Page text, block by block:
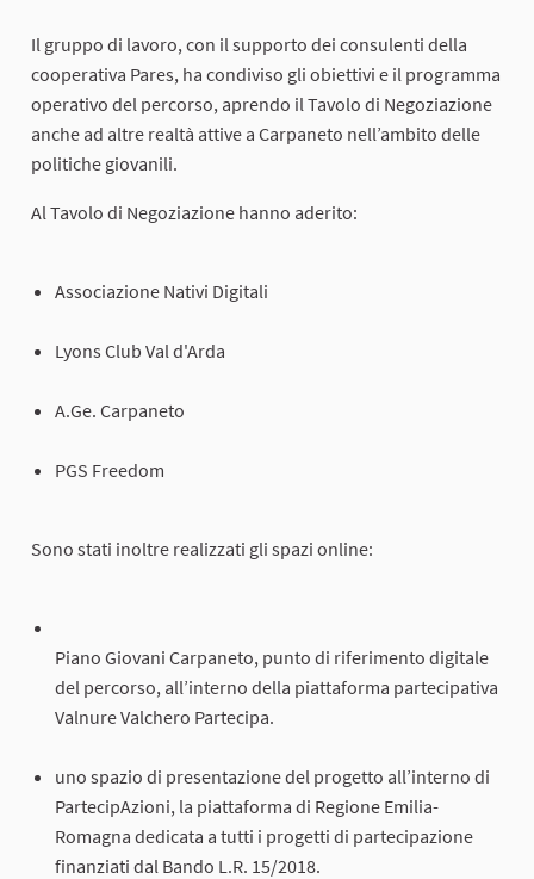
Il gruppo di lavoro, con il supporto dei consulenti della
cooperativa Pares, ha condiviso gli obiettivi e il programma
operativo del percorso, aprendo il Tavolo di Negoziazione
anche ad altre realtà attive a Carpaneto nell’ambito delle
politiche giovanili.
Al Tavolo di Negoziazione hanno aderito:
Associazione Nativi Digitali
Lyons Club Val d'Arda
A.Ge. Carpaneto
PGS Freedom
Sono stati inoltre realizzati gli spazi online:
Piano Giovani Carpaneto, punto di riferimento digitale
del percorso, all’interno della piattaforma partecipativa
Valnure Valchero Partecipa.
uno spazio di presentazione del progetto all’interno di
PartecipAzioni, la piattaforma di Regione Emilia-
Romagna dedicata a tutti i progetti di partecipazione
finanziati dal Bando L.R. 15/2018.